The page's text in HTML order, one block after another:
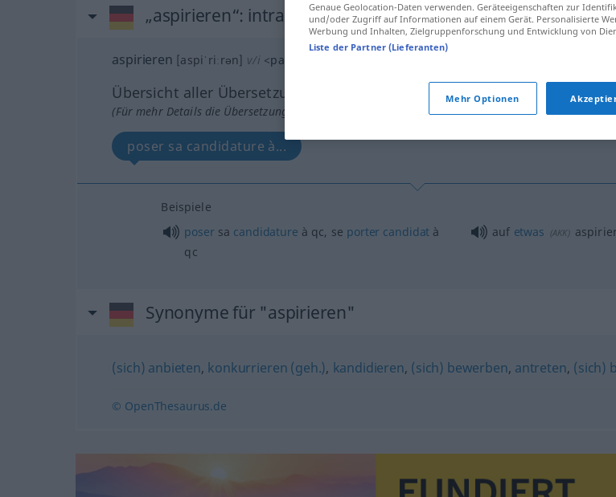
„aspirieren“: intransitives Verb
aspirieren [aspiˈriːrən] v/i <pas de ge-
Übersicht aller Übersetzungen
(Für mehr Details die Übersetzung anklicken/antippen)
poser sa candidature à...
Beispiele
posersa candidature à qc, se porter candidat à
qc
auf etwas (AKK)
Synonyme für "aspirieren"
(sich) anbieten, konkurrieren (geh.), kandidieren, (sich) bewerben, antreten, (sich)
© OpenThesaurus.de
Genaue Geolocation-Daten verwenden. Geräteeigenschaften zur
und/oder Zugriff auf Informationen auf einem Gerät. Personalisierte
Werbung und Inhalten, Zielgruppenforschung und Entwicklung von
Liste der Partner (Lieferanten)
Mehr Optionen